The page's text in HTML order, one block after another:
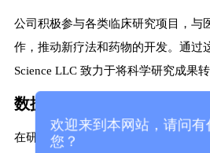
公司积极参与各类临床研究项目，与
作，推动新疗法和药物的开发。通过
Science LLC 致力于将科学研究成果
数据分析与支持
在研究过程中，Creative Science
欢迎来到本网站，请问有
您？